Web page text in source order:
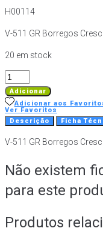
H00114
V-511 GR Borregos Cresc.
20 em stock
Quantidade
de
V-
511
Borregos
Intensivo
-
Kg
Adicionar
Adicionar aos
Ver Favoritos
Descrição
Ficha
V-511 GR Borregos
Não existem
para este
Produtos